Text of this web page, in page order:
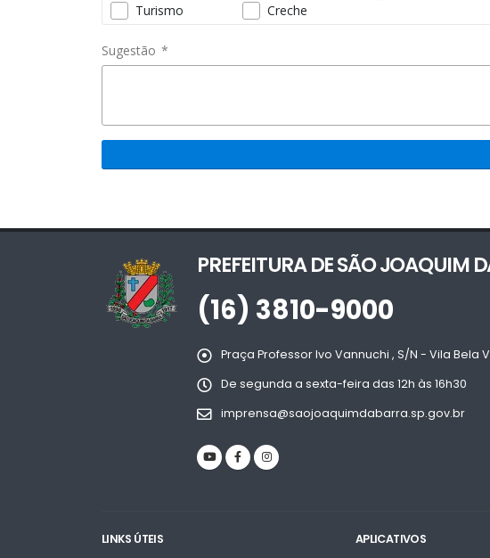
Turismo
Creche
Sugestão *
PREFEITURA DE SÃO JOAQUIM
(16) 3810-9000
Praça Professor Ivo Vannuchi , S/N - Vila Bela
De segunda a sexta-feira das 12h às 16h30
imprensa@saojoaquimdabarra.sp.gov.br
LINKS ÚTEIS APLICATIVOS